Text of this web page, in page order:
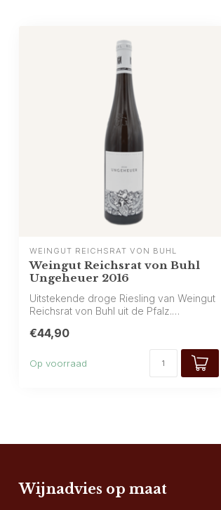
WEINGUT REICHSRAT VON BUHL
Weingut Reichsrat von Buhl
Ungeheuer 2016
Uitstekende droge Riesling van Weingut
Reichsrat von Buhl uit de Pfalz.
€44,90
Op voorraad
Wijnadvies op maat